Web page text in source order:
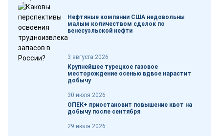
Нефтяные компании США недовольны
малым количеством сделок по
венесуэльской нефти
3 августа 2026
Крупнейшее турецкое газовое
месторождение осенью вдвое нарастит
добычу
30 июля 2026
ОПЕК+ приостановит повышение квот на
добычу после сентября
29 июля 2026